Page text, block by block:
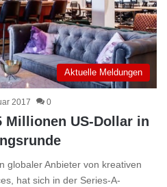
Aktuelle Meldungen
2017 0
Millionen US-Dollar in
globaler Anbieter von kreativen
hat sich in der Series-A-